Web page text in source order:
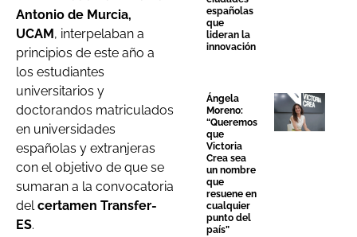
Antonio de Murcia,
UCAM , interpelaban a
principios de este año a
los estudiantes
universitarios y
doctorandos matriculados
en universidades
españolas y extranjeras
con el objetivo de que se
sumaran a la convocatoria
delcertamen Transfer-
ES.
españolas
que
lideran la
innovación
Ángela
Moreno:
“Queremos
que
Victoria
Crea sea
un nombre
que
resuene en
cualquier
punto del
país”